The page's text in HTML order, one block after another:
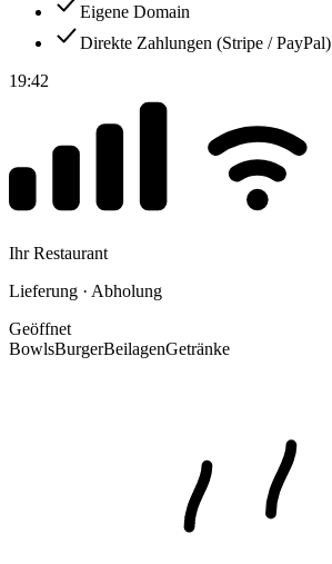
Eigene Domain
Direkte Zahlungen (Stripe / PayPal)
19:42
Ihr Restaurant
Lieferung · Abholung
Geöffnet
BowlsBurgerBeilagenGetränke